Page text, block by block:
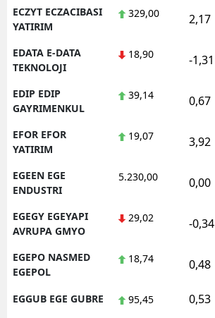
ECZYT ECZACIBASI
YATIRIM
329,00 2,17
EDATA E-DATA
TEKNOLOJI
18,90 -1,31
EDIP EDIP
GAYRIMENKUL
39,14 0,67
EFOR EFOR
YATIRIM
19,07 3,92
EGEEN EGE
ENDUSTRI
5.230,00 0,00
EGEGY EGEYAPI
AVRUPA GMYO
29,02 -0,34
EGEPO NASMED
EGEPOL
18,74 0,48
EGGUB EGE GUBRE 95,45 0,53